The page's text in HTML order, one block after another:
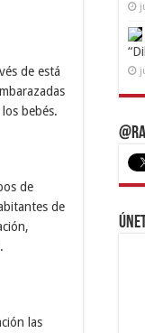
de está
bebés.
de
de
las